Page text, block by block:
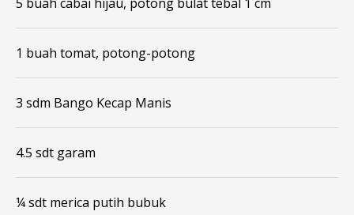
1 buah tomat, potong-potong
3 sdm Bango Kecap Manis
4.5 sdt garam
¼ sdt merica putih bubuk